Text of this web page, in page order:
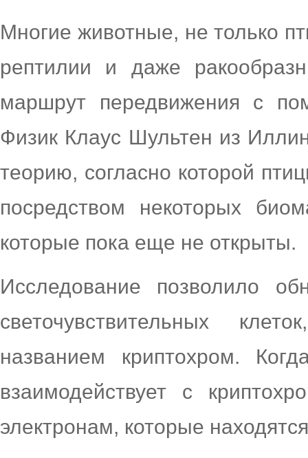
Многие животные, не только
рептилии и даже
маршрут передвижения с
Физик Клаус Шультен из
теорию, согласно которой
посредством некоторых
которые пока еще не открыты.
Исследование позволило
светочувствительных
названием криптохром.
взаимодействует с
электронам, которые